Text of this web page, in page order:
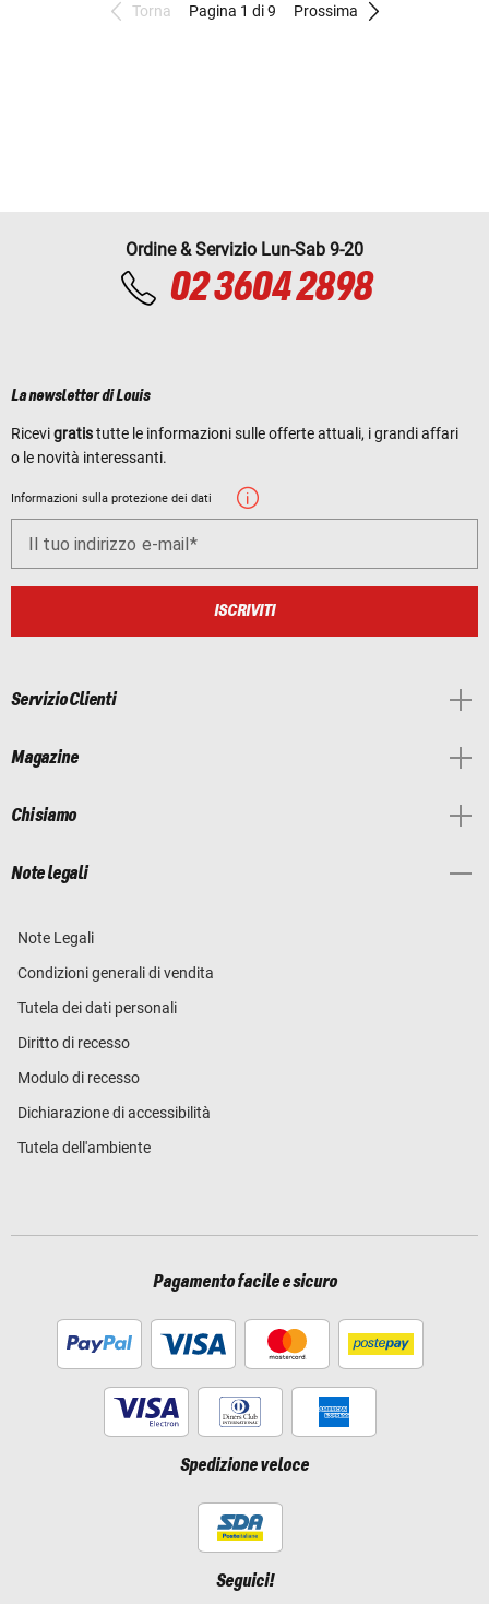
Torna Pagina 1 di 9 Prossima
Ordine & Servizio Lun-Sab 9-20
02 3604 2898
La newsletter di Louis
Ricevigratistutte le informazioni sulle offerte attuali, i grandi affari
o le novità interessanti.
Informazioni sulla protezione dei dati
Il tuo indirizzo e-mail
ISCRIVITI
Servizio Clienti
Magazine
Chi siamo
Note legali
Note Legali
Condizioni generali di vendita
Tutela dei dati personali
Diritto di recesso
Modulo di recesso
Dichiarazione di accessibilità
Tutela dell'ambiente
Pagamento facile e sicuro
Spedizione veloce
Seguici!